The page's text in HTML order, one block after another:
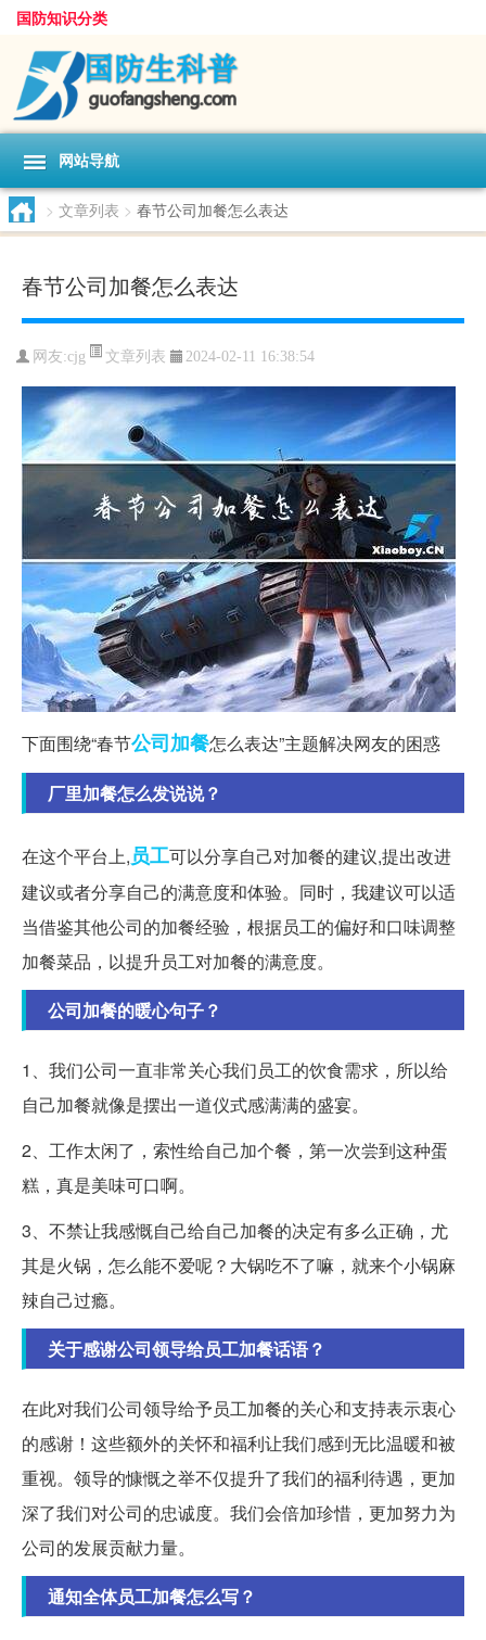
国防知识分类
网站导航
> 文章列表 > 春节公司加餐怎么表达
春节公司加餐怎么表达
网友:cjg 文章列表 2024-02-11 16:38:54
下面围绕“春节公司加餐怎么表达”主题解决网友的困惑
厂里加餐怎么发说说？
在这个平台上,员工可以分享自己对加餐的建议,提出改进
建议或者分享自己的满意度和体验。同时，我建议可以适
当借鉴其他公司的加餐经验，根据员工的偏好和口味调整
加餐菜品，以提升员工对加餐的满意度。
公司加餐的暖心句子？
1、我们公司一直非常关心我们员工的饮食需求，所以给
自己加餐就像是摆出一道仪式感满满的盛宴。
2、工作太闲了，索性给自己加个餐，第一次尝到这种蛋
糕，真是美味可口啊。
3、不禁让我感慨自己给自己加餐的决定有多么正确，尤
其是火锅，怎么能不爱呢？大锅吃不了嘛，就来个小锅麻
辣自己过瘾。
关于感谢公司领导给员工加餐话语？
在此对我们公司领导给予员工加餐的关心和支持表示衷心
的感谢！这些额外的关怀和福利让我们感到无比温暖和被
重视。领导的慷慨之举不仅提升了我们的福利待遇，更加
深了我们对公司的忠诚度。我们会倍加珍惜，更加努力为
公司的发展贡献力量。
通知全体员工加餐怎么写？